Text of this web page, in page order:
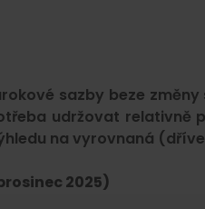
sazby beze
udržovat relativně
na vyrovnaná
2025)